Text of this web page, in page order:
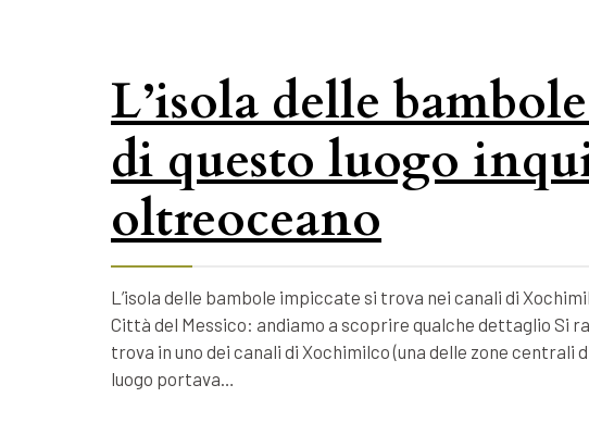
L’isola delle
di questo luogo
oltreoceano
L’isola delle bambole impiccate si trova nei canali di
Città del Messico: andiamo a scoprire qualche dettaglio Si
trova in uno dei canali di Xochimilco (una delle zone centrali
luogo portava…